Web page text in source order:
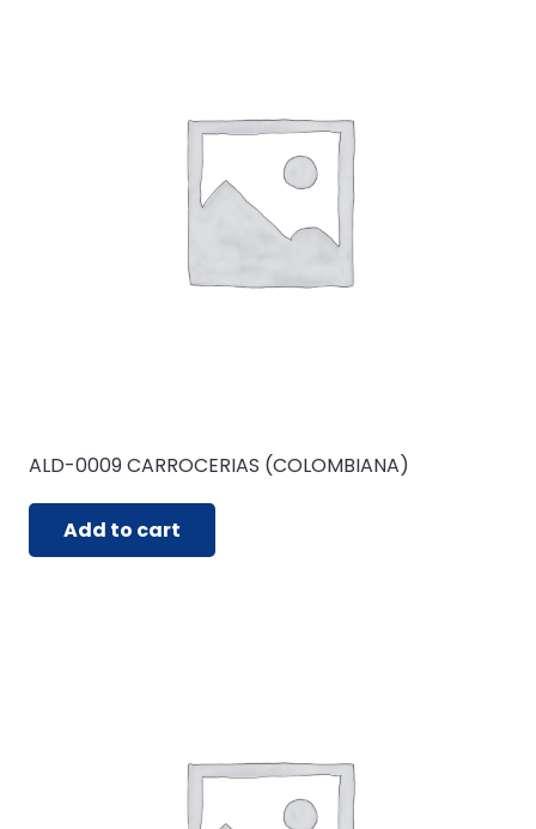
ALD-0009 CARROCERIAS (COLOMBIANA)
Add to cart